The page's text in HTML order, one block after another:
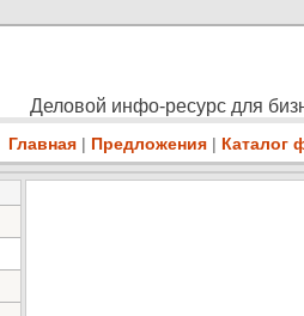
Деловой инфо-ресурс для
Главная | Предложения | Каталог